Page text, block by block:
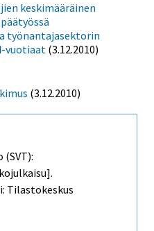
keskimääräinen
työnantajasektorin
vuotiaat (3.12.2010)
(3.12.2010)
Tilastokeskus